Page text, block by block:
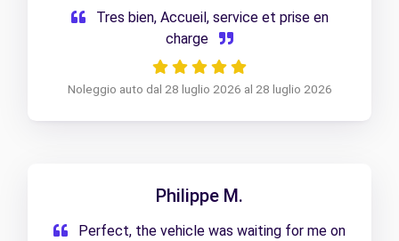
Tres bien, Accueil, service et prise en
charge
Noleggio auto dal 28 luglio 2026 al 28 luglio 2026
Philippe M.
Perfect, the vehicle was waiting for me on